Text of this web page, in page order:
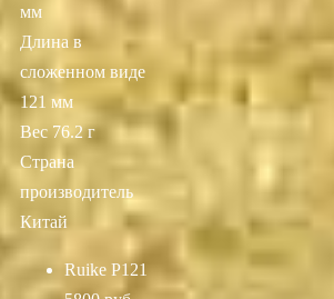
мм
Длина в
сложенном виде
121 мм
Вес 76.2 г
Страна
производитель
Китай
Ruike P121